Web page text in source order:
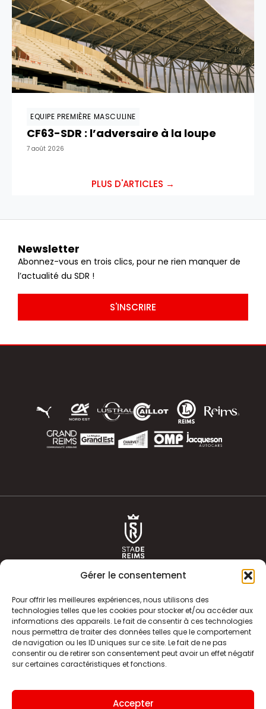
Gérer le consentement
Pour offrir les meilleures expériences, nous utilisons des
technologies telles que les cookies pour stocker et/ou accéder aux
informations des appareils. Le fait de consentir à ces technologies
nous permettra de traiter des données telles que le comportement
de navigation ou les ID uniques sur ce site. Le fait de ne pas
consentir ou de retirer son consentement peut avoir un effet négatif
sur certaines caractéristiques et fonctions.
Accepter
EQUIPE PREMIÈRE MASCULINE
CF63-SDR : l’adversaire à la loupe
7 août 2026
PLUS D'ARTICLES →
Newsletter
Abonnez-vous en trois clics, pour ne rien manquer de
l’actualité du SDR !
S'INSCRIRE
ACTUALITÉS
CLUB
BOUTIQUE
HISTOIRE
ÉQUIPE PREMIERE
INFOS ET CONTACT